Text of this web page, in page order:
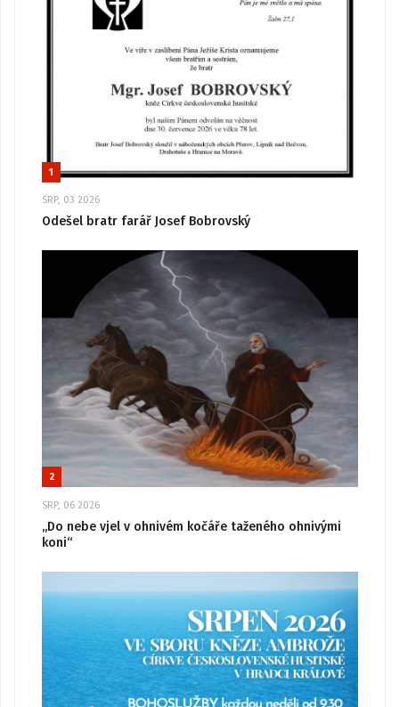
1
SRP, 03 2026
Odešel bratr farář Josef Bobrovský
2
SRP, 06 2026
„Do nebe vjel v ohnivém kočáře taženého ohnivými
koni“